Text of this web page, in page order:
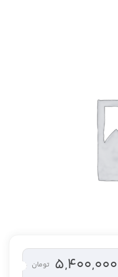
۵,۴۰۰,۰۰۰ تومان